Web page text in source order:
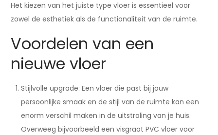
Het kiezen van het juiste type vloer is essentieel voor
zowel de esthetiek als de functionaliteit van de ruimte.
Voordelen van een
nieuwe vloer
Stijlvolle upgrade: Een vloer die past bij jouw
persoonlijke smaak en de stijl van de ruimte kan een
enorm verschil maken in de uitstraling van je huis.
Overweeg bijvoorbeeld een visgraat PVC vloer voor